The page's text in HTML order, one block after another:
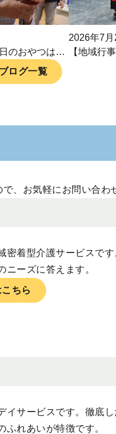
のおやつは？
2026年7月
【地域行
ログ一覧
、お気軽にお問い合わ
密着型介護サービスで
ニーズに答えます。
ちら
イサービスです。徹底
ふれあいが特徴です。